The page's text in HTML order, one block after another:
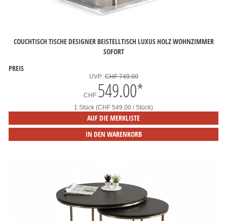
COUCHTISCH TISCHE DESIGNER BEISTELLTISCH LUXUS HOLZ WOHNZIMMER
SOFORT
PREIS
UVP:CHF 749.00
CHF 549.00*
1 Stück (CHF 549.00 / Stück)
AUF DIE MERKLISTE
IN DEN WARENKORB